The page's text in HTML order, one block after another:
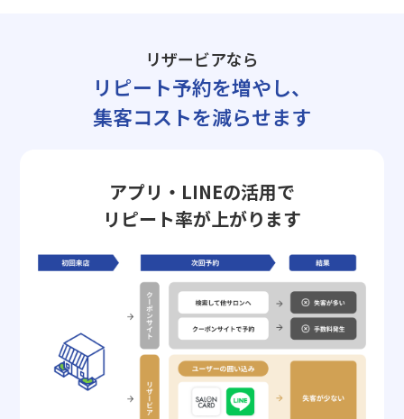
リザービアなら
リピート予約を増やし、
集客コストを減らせます
アプリ・LINEの活用で
リピート率が上がります